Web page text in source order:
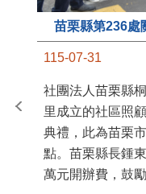
苗栗縣第236處
115-07-31
社團法人苗栗縣
里成立的社區照
典禮，此為苗栗
點。苗栗縣長鍾
萬元開辦費，鼓